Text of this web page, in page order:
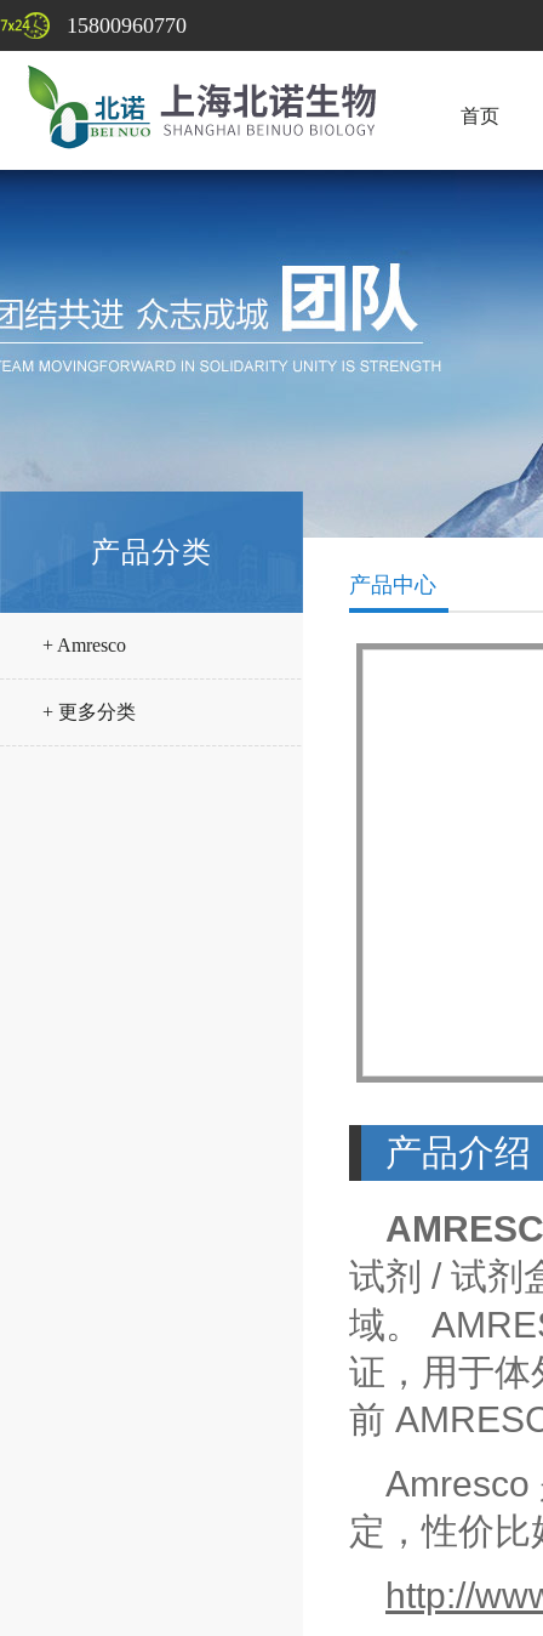
15800960770
首页
产品分类
+ Amresco
+ 更多分类
产品中心
产品介绍
试剂 / 试剂
域。
证，用于
前
Amresco
定，性价
http://